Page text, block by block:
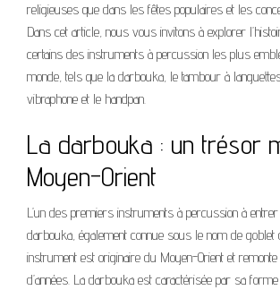
religieuses que dans les fêtes populaires et les
Dans cet article, nous vous invitons à explorer
certains des instruments à percussion les plus
monde, tels que la darbouka, le tambour à
vibraphone et le handpan.
La darbouka : un trésor
Moyen-Orient
L’un des premiers instruments à percussion à
darbouka, également connue sous le nom de goblet
instrument est originaire du Moyen-Orient et
d’années. La darbouka est caractérisée par sa